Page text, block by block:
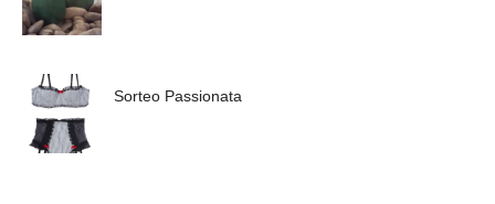
Sorteo Passionata